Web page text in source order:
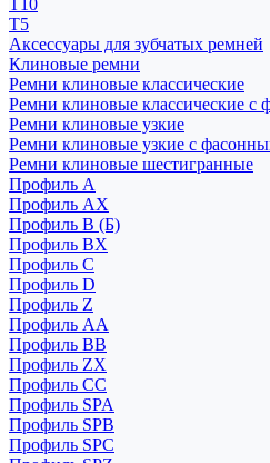
T10
T5
Аксессуары для зубчатых ремней
Клиновые ремни
Ремни клиновые классические
Ремни клиновые классические с
Ремни клиновые узкие
Ремни клиновые узкие с
Ремни клиновые шестигранные
Профиль A
Профиль AX
Профиль B (Б)
Профиль BX
Профиль C
Профиль D
Профиль Z
Профиль АА
Профиль BB
Профиль ZX
Профиль CC
Профиль SPA
Профиль SPB
Профиль SPC